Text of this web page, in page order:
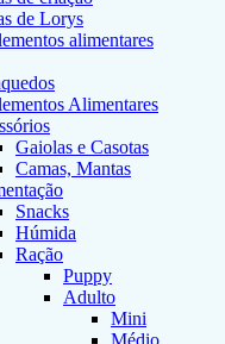
de Lorys
alimentares
Alimentares
Gaiolas e Casotas
Camas, Mantas
Snacks
Húmida
Ração
Puppy
Adulto
Mini
Médio